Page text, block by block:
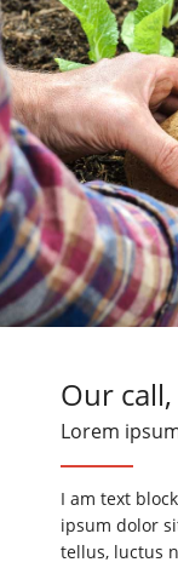
Our
Lorem
I am text
ipsum dolor
tellus, luctus